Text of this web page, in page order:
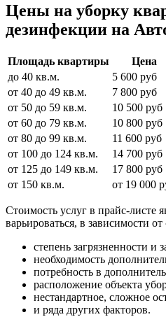
Цены на уборку
дезинфекции на
Площадь квартиры
Цена
до 40 кв.м.
5 600 руб
от 40 до 49 кв.м.
7 800 руб
от 50 до 59 кв.м.
10 500 руб
от 60 до 79 кв.м.
10 800 руб
от 80 до 99 кв.м.
11 600 руб
от 100 до 124 кв.м.
14 700 руб
от 125 до 149 кв.м.
17 800 руб
от 150 кв.м.
от 19 000
Стоимость услуг в прайс-листе
варьироваться, в зависимости
степень загрязненности и
необходимость
потребность в
расположение объекта
нестандартное, сложное
и ряда других факторов.